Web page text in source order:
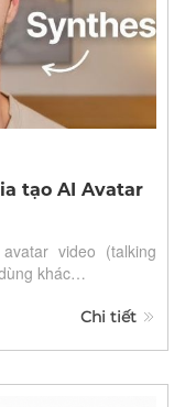
tạo AI Avatar
video (talking
khác…
Chi tiết